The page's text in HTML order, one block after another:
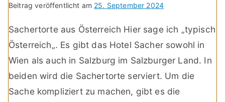
Beitrag veröffentlicht am 25. September 2024
Sachertorte aus Österreich Hier sage ich „typisch
Österreich„. Es gibt das Hotel Sacher sowohl in
Wien als auch in Salzburg im Salzburger Land. In
beiden wird die Sachertorte serviert. Um die
Sache kompliziert zu machen, gibt es die